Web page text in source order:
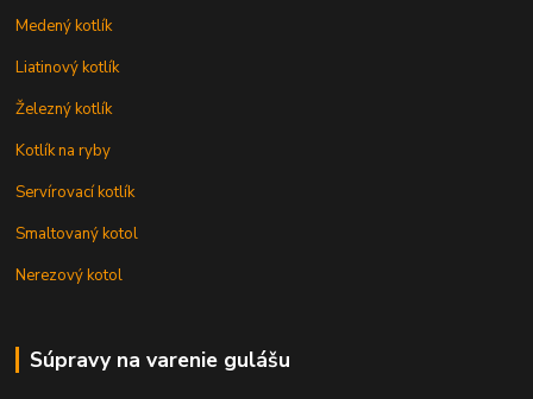
Medený kotlík
Liatinový kotlík
Železný kotlík
Kotlík na ryby
Servírovací kotlík
Smaltovaný kotol
Nerezový kotol
Súpravy na varenie gulášu